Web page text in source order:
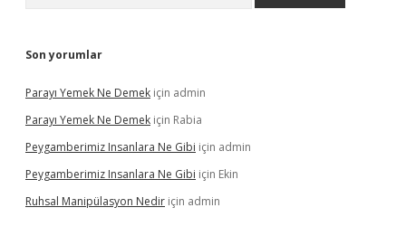
Son yorumlar
Parayı Yemek Ne Demek için admin
Parayı Yemek Ne Demek için Rabia
Peygamberimiz Insanlara Ne Gibi için admin
Peygamberimiz Insanlara Ne Gibi için Ekin
Ruhsal Manipülasyon Nedir için admin